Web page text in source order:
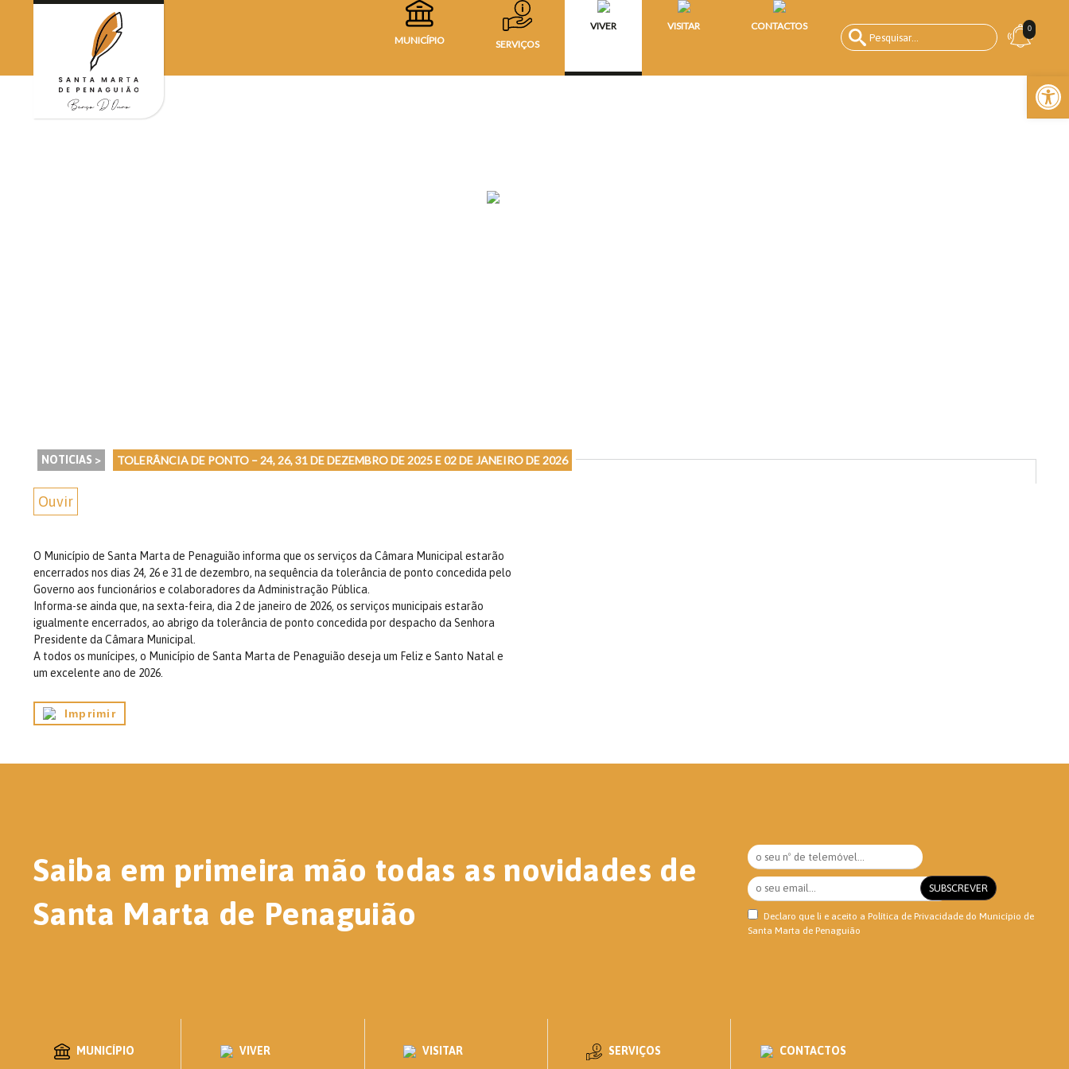
0
MUNICÍPIO SERVIÇOS
VIVER VISITAR CONTACTOS
NOTICIAS > TOLERÂNCIA DE PONTO – 24, 26, 31 DE DEZEMBRO DE 2025 E 02 DE JANEIRO DE 2026
Ouvir
O Município de Santa Marta de Penaguião informa que os serviços da Câmara Municipal estarão
encerrados nos dias 24, 26 e 31 de dezembro, na sequência da tolerância de ponto concedida pelo
Governo aos funcionários e colaboradores da Administração Pública.
Informa-se ainda que, na sexta-feira, dia 2 de janeiro de 2026, os serviços municipais estarão
igualmente encerrados, ao abrigo da tolerância de ponto concedida por despacho da Senhora
Presidente da Câmara Municipal.
A todos os munícipes, o Município de Santa Marta de Penaguião deseja um Feliz e Santo Natal e
um excelente ano de 2026.
Imprimir
Saiba em primeira mão todas as novidades de
Santa Marta de Penaguião
Declaro que li e aceito a Política de Privacidadedo Município de
Santa Marta de Penaguião
MUNICÍPIO VIVER VISITAR SERVIÇOS CONTACTOS